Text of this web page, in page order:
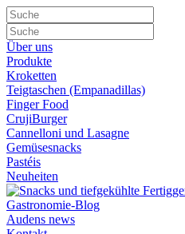
Über uns
Produkte
Kroketten
Teigtaschen (Empanadillas)
Finger Food
CrujiBurger
Cannelloni und Lasagne
Gemüsesnacks
Pastéis
Neuheiten
Gastronomie-Blog
Audens news